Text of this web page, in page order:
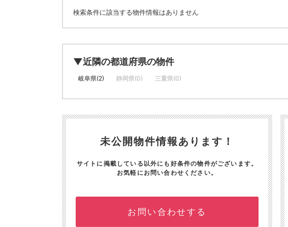
検索条件に該当する物件情報はありません
▼近隣の都道府県の物件
岐阜県(2) 静岡県(0) 三重県(0)
未公開物件情報あります！
サイトに掲載している以外にも好条件の物件がございます。
お気軽にお問い合わせください。
お問い合わせする